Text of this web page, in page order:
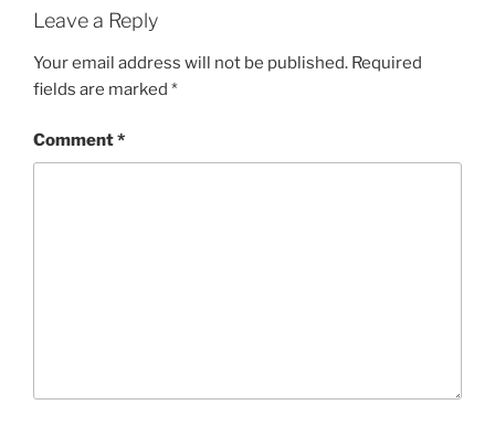
Leave a Reply
Your email address will not be published. Required
fields are marked *
Comment*